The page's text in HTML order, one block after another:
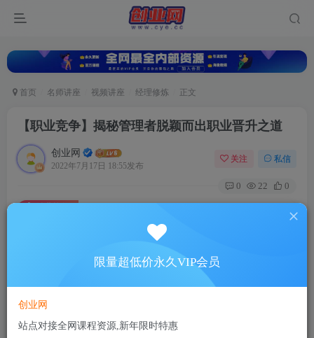
首页 名师讲座 视频讲座 经理修炼 正文
【职业竞争】揭秘管理者脱颖而出职业晋升之道
创业网
2022年7月17日 18:55发布
关注 私信
0 22 0
【职业竞争】揭秘管理者脱颖而出职业晋升之道
此内容为付费资源，请付费后查看
5
超级会员
立即购买
限量超低价永久VIP会员
创业网
站点对接全网课程资源,新年限时特惠